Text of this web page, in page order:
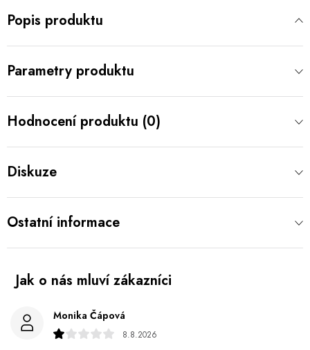
Popis produktu
Parametry produktu
Hodnocení produktu (0)
Diskuze
Ostatní informace
Monika Čápová
8.8.2026